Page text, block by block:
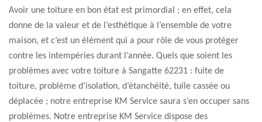
Avoir une toiture en bon état est primordial ; en effet, cela
donne de la valeur et de l’esthétique à l’ensemble de votre
maison, et c’est un élément qui a pour rôle de vous protéger
contre les intempéries durant l’année. Quels que soient les
problèmes avec votre toiture à Sangatte 62231 : fuite de
toiture, problème d’isolation, d’étanchéité, tuile cassée ou
déplacée ; notre entreprise KM Service saura s’en occuper sans
problèmes. Notre entreprise KM Service dispose des